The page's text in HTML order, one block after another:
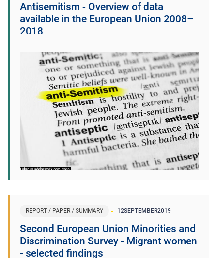
Antisemitism - Overview of data
available in the European Union 2008–
2018
REPORT / PAPER / SUMMARY 12SEPTEMBER2019
Second European Union Minorities and
Discrimination Survey - Migrant women
- selected findings